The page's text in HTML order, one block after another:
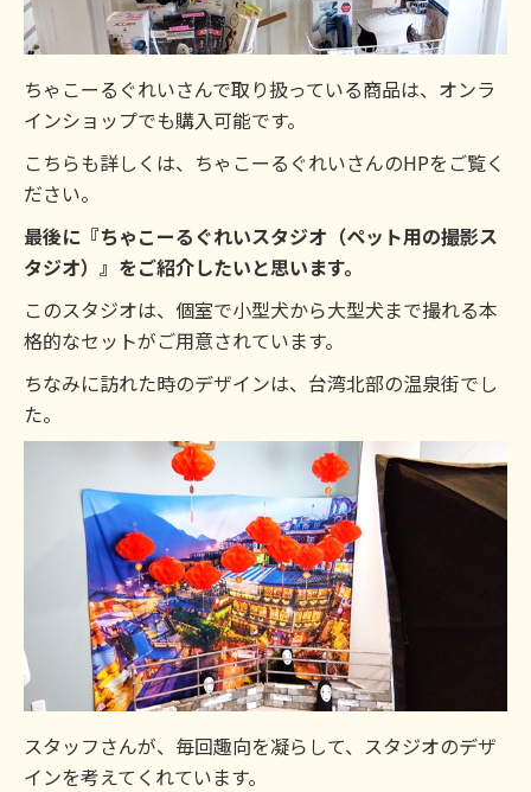
ちゃこーるぐれいさんで取り扱っている商品は、オンラ
インショップでも購入可能です。
こちらも詳しくは、ちゃこーるぐれいさんのHPをご覧く
ださい。
最後に『ちゃこーるぐれいスタジオ（ペット用の撮影ス
タジオ）』をご紹介したいと思います。
このスタジオは、個室で小型犬から大型犬まで撮れる本
格的なセットがご用意されています。
ちなみに訪れた時のデザインは、台湾北部の温泉街でし
た。
スタッフさんが、毎回趣向を凝らして、スタジオのデザ
インを考えてくれています。